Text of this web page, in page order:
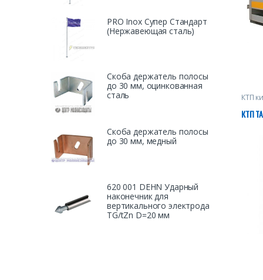
КТП
КТП
PRO Inox Супер Стандарт
(Нержавеющая сталь)
Скоба держатель полосы
до 30 мм, оцинкованная
сталь
Скоба держатель полосы
до 30 мм, медный
620 001 DEHN Ударный
наконечник для
вертикального электрода
TG/tZn D=20 мм